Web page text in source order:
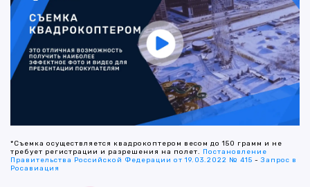
*Съемка осуществляется квадрокоптером весом до 150 грамм и не
требует регистрации и разрешения на полет. Постановление
Правительства Российской Федерации от 19.03.2022 № 415 -Запрос в
Росавиация